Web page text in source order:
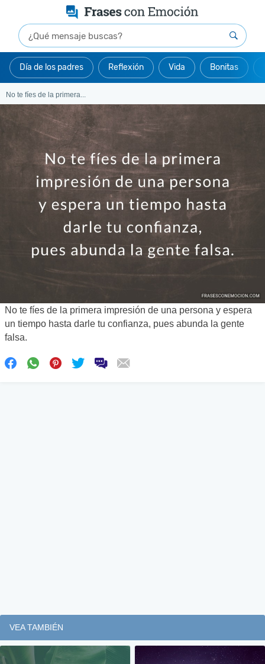
Día de los padres Reflexión Vida Bonitas
No te fíes de la primera...
No te fíes de la primera impresión de una persona y espera
un tiempo hasta darle tu confianza, pues abunda la gente
falsa.
VEA TAMBIÉN